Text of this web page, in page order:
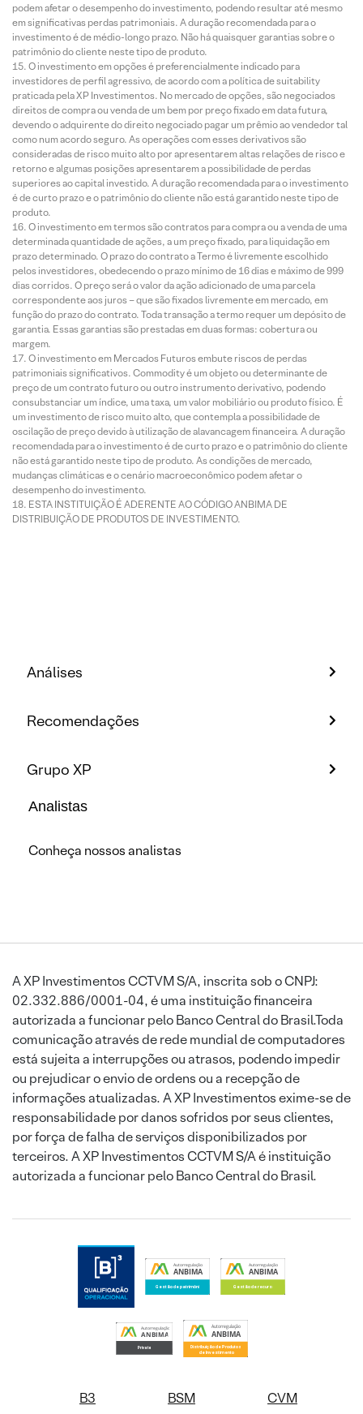
podem afetar o desempenho do investimento, podendo resultar até mesmo
em significativas perdas patrimoniais. A duração recomendada para o
investimento é de médio-longo prazo. Não há quaisquer garantias sobre o
patrimônio do cliente neste tipo de produto.
O investimento em opções é preferencialmente indicado para
investidores de perfil agressivo, de acordo com a política de suitability
praticada pela XP Investimentos. No mercado de opções, são negociados
direitos de compra ou venda de um bem por preço fixado em data futura,
devendo o adquirente do direito negociado pagar um prêmio ao vendedor tal
como num acordo seguro. As operações com esses derivativos são
consideradas de risco muito alto por apresentarem altas relações de risco e
retorno e algumas posições apresentarem a possibilidade de perdas
superiores ao capital investido. A duração recomendada para o investimento
é de curto prazo e o patrimônio do cliente não está garantido neste tipo de
produto.
O investimento em termos são contratos para compra ou a venda de uma
determinada quantidade de ações, a um preço fixado, para liquidação em
prazo determinado. O prazo do contrato a Termo é livremente escolhido
pelos investidores, obedecendo o prazo mínimo de 16 dias e máximo de 999
dias corridos. O preço será o valor da ação adicionado de uma parcela
correspondente aos juros – que são fixados livremente em mercado, em
função do prazo do contrato. Toda transação a termo requer um depósito de
garantia. Essas garantias são prestadas em duas formas: cobertura ou
margem.
O investimento em Mercados Futuros embute riscos de perdas
patrimoniais significativos. Commodity é um objeto ou determinante de
preço de um contrato futuro ou outro instrumento derivativo, podendo
consubstanciar um índice, uma taxa, um valor mobiliário ou produto físico. É
um investimento de risco muito alto, que contempla a possibilidade de
oscilação de preço devido à utilização de alavancagem financeira. A duração
recomendada para o investimento é de curto prazo e o patrimônio do cliente
não está garantido neste tipo de produto. As condições de mercado,
mudanças climáticas e o cenário macroeconômico podem afetar o
desempenho do investimento.
ESTA INSTITUIÇÃO É ADERENTE AO CÓDIGO ANBIMA DE
DISTRIBUIÇÃO DE PRODUTOS DE INVESTIMENTO.
Análises
Recomendações
Grupo XP
Analistas
Conheça nossos analistas
A XP Investimentos CCTVM S/A, inscrita sob o CNPJ:
02.332.886/0001-04, é uma instituição financeira
autorizada a funcionar pelo Banco Central do Brasil.Toda
comunicação através de rede mundial de computadores
está sujeita a interrupções ou atrasos, podendo impedir
ou prejudicar o envio de ordens ou a recepção de
informações atualizadas. A XP Investimentos exime-se de
responsabilidade por danos sofridos por seus clientes,
por força de falha de serviços disponibilizados por
terceiros. A XP Investimentos CCTVM S/A é instituição
autorizada a funcionar pelo Banco Central do Brasil.
B3 BSM CVM